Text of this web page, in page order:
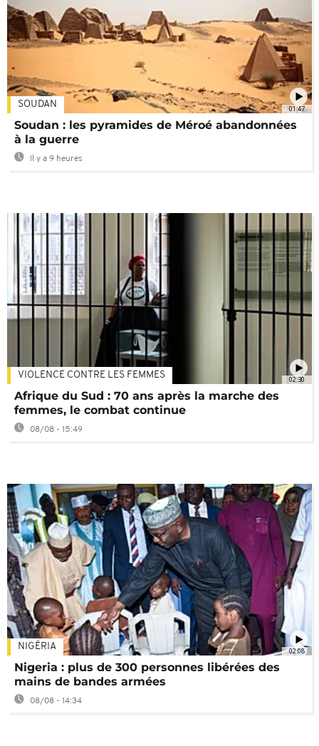
01:47
SOUDAN
Soudan : les pyramides de Méroé abandonnées
à la guerre
Il y a 9 heures
02:30
VIOLENCE CONTRE LES FEMMES
Afrique du Sud : 70 ans après la marche des
femmes, le combat continue
08/08 - 15:49
02:08
NIGÉRIA
Nigeria : plus de 300 personnes libérées des
mains de bandes armées
08/08 - 14:34